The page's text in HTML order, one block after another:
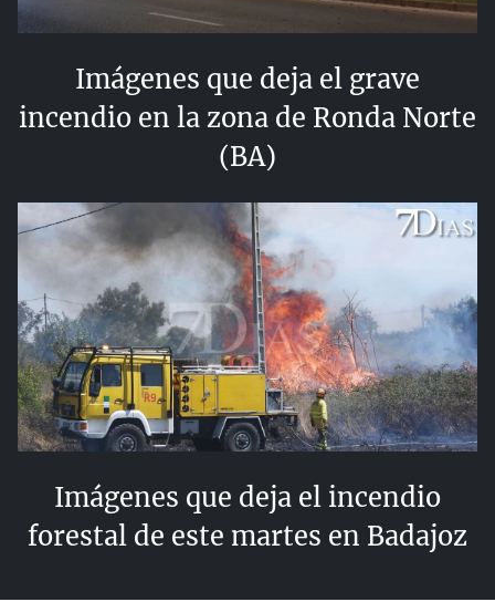
Imágenes que deja el grave
incendio en la zona de Ronda Norte
(BA)
Imágenes que deja el incendio
forestal de este martes en Badajoz